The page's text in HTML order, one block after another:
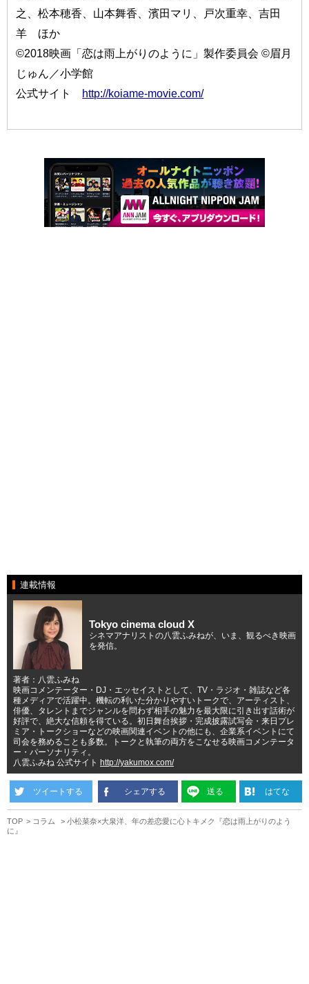
之、松本穂香、山本舞香、濱田マリ、戸次重幸、吉田
羊 ほか
©2018映画「恋は雨上がりのように」製作委員会 ©眉月
じゅん／小学館
公式サイト http://koiame-movie.com/
連載情報
Tokyo cinema cloud X
シネマアナリストの八雲ふみねが、いま、観るべき映画
を発信。
著者：八雲ふみね
映画コメンテーター・DJ・エッセイストとして、TV・ラジオ・雑誌など各
種メディアで活躍中。機転の利いた分かりやすいトークで、アーティスト、
俳優、タレントまでジャンルを問わず相手の魅力を最大限に引き出す話術が
好評で、絶大な信頼を得ている。初日舞台挨拶・完成披露試写会・来日プレ
ミア・トークショーなどの映画関連イベントの他にも、企業系イベントにて
司会を務めることも多数。トークと執筆の両方をこなせる映画コメンテータ
ー・パーソナリティ。
八雲ふみね 公式サイト
http://yakumox.com/
ツイートする シェアする 送る はてな
TOP コラム
小松菜奈×大泉洋、年の差恋愛に心トキメク『恋は雨上がりのよう
に』